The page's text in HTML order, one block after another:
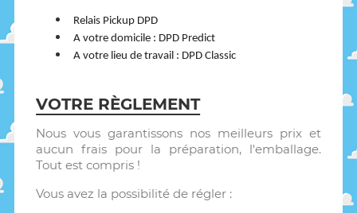
Relais Pickup DPD
A votre domicile : DPD Predict
A votre lieu de travail : DPD Classic
VOTRE RÈGLEMENT
Nous vous garantissons nos meilleurs prix et
aucun frais pour la préparation, l'emballage.
Tout est compris !
Vous avez la possibilité de régler :